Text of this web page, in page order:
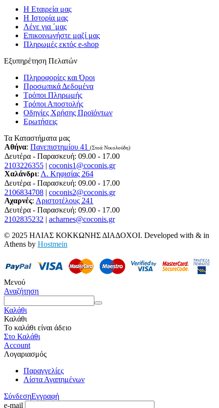
Η Εταιρεία μας
Η Ιστορία μας
Λένε για ΄μας
Επικοινωνήστε μαζί μας
Πληρωμές εκτός e-shop
Εξυπηρέτηση Πελατών
Πληροφορίες και Όροι
Προσωπικά Δεδομένα
Τρόποι Πληρωμής
Τρόποι Αποστολής
Οδηγίες Χρήσης Προϊόντων
Ερωτήσεις
Τα Καταστήματα μας
Αθήνα: Πανεπιστημίου 41 (Στοά Νικολούδη)
Δευτέρα - Παρασκευή: 09.00 - 17.00
2103226355 | coconis1@coconis.gr
Χαλάνδρι: Λ. Κηφισίας 264
Δευτέρα - Παρασκευή: 09.00 - 17.00
2106834708 | coconis2@coconis.gr
Αχαρνές: Αριστοτέλους 241
Δευτέρα - Παρασκευή: 09.00 - 17.00
2102835232 | acharnes@coconis.gr
© 2025 ΗΛΙΑΣ ΚΟΚΚΩΝΗΣ ΔΙΑΔΟΧΟΙ. Developed with & in
Athens by Hostmein
Μενού
Αναζήτηση
Καλάθι
Καλάθι
Το καλάθι είναι άδειο
Στο Καλάθι
Account
Λογαριασμός
Παραγγελίες
Λίστα Αγαπημένων
ΣύνδεσηΕγγραφή
e-mail